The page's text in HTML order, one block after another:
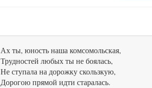
Ах ты, юность наша комсомольская,
Трудностей любых ты не боялась,
Не ступала на дорожку скользкую,
Дорогою прямой идти старалась.